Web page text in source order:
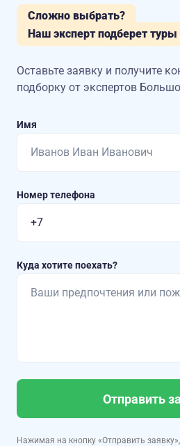
Сложно выбрать?
Наш эксперт подберет туры
Оставьте заявку и получите
подборку от экспертов
Имя
Номер телефона
Куда хотите поехать?
Отправить
Нажимая на кнопку «Отправить заявку»,